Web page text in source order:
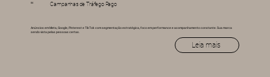
04 Campanhas de Tráfego Pago
Anúncios em Meta, Google, Pinterest e TikTok com segmentação estratégica, foco em performance e acompanhamento constante. Sua marca
sendo vista pelas pessoas certas.
Leia mais